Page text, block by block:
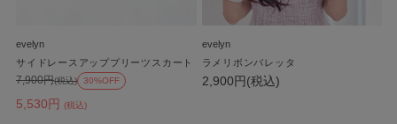
evelyn
サイドレースアッププリーツスカート
5,530円 (税込)
7,900円(税込) 30%OFF
evelyn
ラメリボンバレッタ
2,900円(税込)